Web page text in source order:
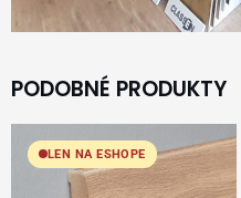
PODOBNÉ PRODUKTY
LEN NA ESHOPE